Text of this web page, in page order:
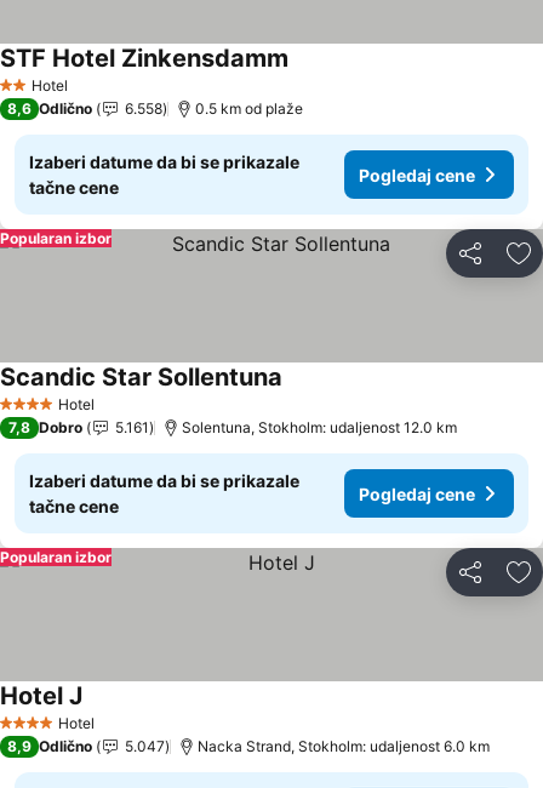
2 Zvezdice
Hotel
STF Hotel Zinkensdamm
8,6 Odlično 6.558 0.5 km od plaže
Izaberi datume da bi se prikazale
tačne cene
Pogledaj cene
Deli
Popularan izbor
4 ZvezdiceHotel
Scandic Star Sollentuna
7,8 Dobro 5.161 Solentuna, Stokholm: udaljenost 12.0 km
Izaberi datume da bi se prikazale
tačne cene
Pogledaj cene
Deli
Popularan izbor
4 ZvezdiceHotel
Hotel J
8,9 Odlično 5.047 Nacka Strand, Stokholm: udaljenost 6.0 km